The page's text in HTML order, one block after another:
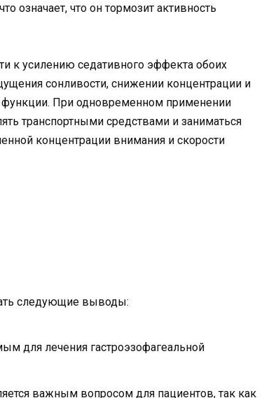
означает, что он тормозит активность
к усилению седативного эффекта обоих
сонливости, снижении концентрации и
При одновременном применении
транспортными средствами и заниматься
концентрации внимания и скорости
следующие выводы:
для лечения гастроэзофагеальной
важным вопросом для пациентов, так как